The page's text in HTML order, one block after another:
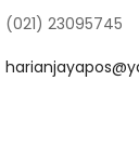
(021) 23095745